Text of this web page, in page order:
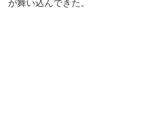
が舞い込んできた。